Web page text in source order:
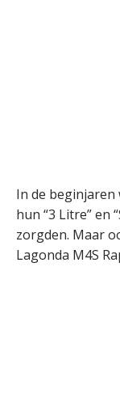
In de beginjaren
hun “3 Litre” en
zorgden. Maar
Lagonda M4S